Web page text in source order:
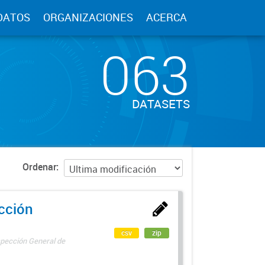
ORGANIZACIONES ACERCA
063
DATASETS
Ordenar
General de
csv zip